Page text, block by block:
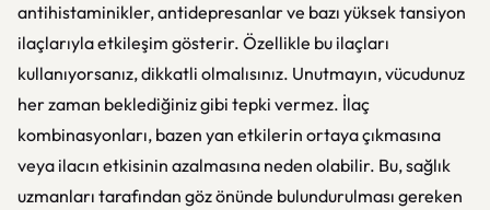
antihistaminikler, antidepresanlar ve bazı yüksek tansiyon
ilaçlarıyla etkileşim gösterir. Özellikle bu ilaçları
kullanıyorsanız, dikkatli olmalısınız. Unutmayın, vücudunuz
her zaman beklediğiniz gibi tepki vermez. İlaç
kombinasyonları, bazen yan etkilerin ortaya çıkmasına
veya ilacın etkisinin azalmasına neden olabilir. Bu, sağlık
uzmanları tarafından göz önünde bulundurulması gereken